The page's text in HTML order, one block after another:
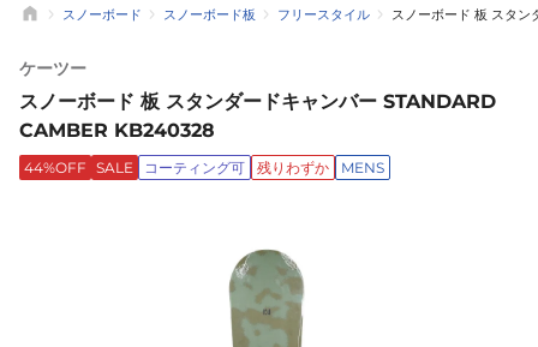
スノーボード スノーボード板 フリースタイル スノーボード 板 スタ
ケーツー
スノーボード 板 スタンダードキャンバー STANDARD
CAMBER KB240328
44%OFF SALE コーティング可 残りわずか MENS